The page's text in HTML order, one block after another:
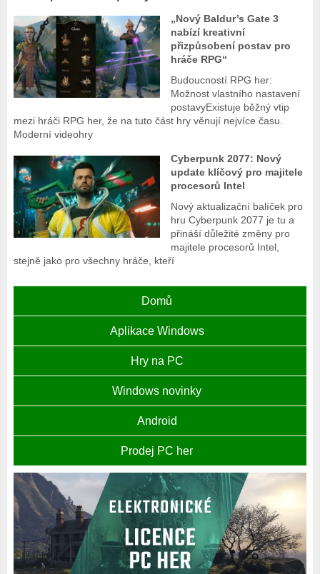
„Nový Baldur’s Gate 3
nabízí kreativní
přizpůsobení postav pro
hráče RPG“
Budoucností RPG her:
Možnost vlastního nastavení
postavyExistuje běžný vtip
mezi hráči RPG her, že na tuto část hry věnují nejvíce času.
Moderní videohry
Cyberpunk 2077: Nový
update klíčový pro majitele
procesorů Intel
Nový aktualizační balíček pro
hru Cyberpunk 2077 je tu a
přináší důležité změny pro
majitele procesorů Intel,
stejně jako pro všechny hráče, kteří
Domů
Aplikace Windows
Hry na PC
Windows novinky
Android
Prodej PC her